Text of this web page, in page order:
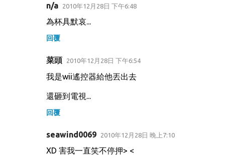
n/a 2010年12月28日 下午6:48
為杯具默哀...
回覆
菜頭 2010年12月28日 下午6:54
我是wii遙控器給他丟出去
還砸到電視...
回覆
seawind0069 2010年12月28日 晚上7:10
XD 害我一直笑不停押> <